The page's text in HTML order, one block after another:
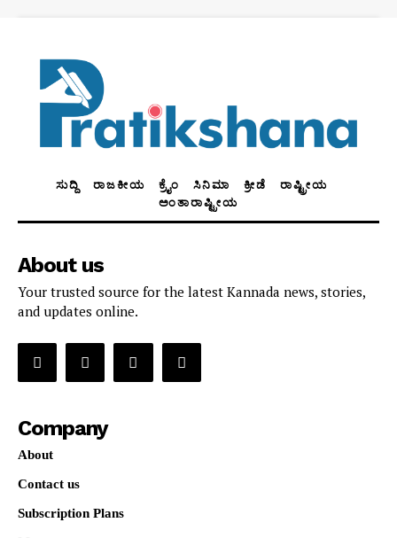
ಸುದ್ದಿ ರಾಜಕೀಯ ಕ್ರೈಂ ಸಿನಿಮಾ ಕ್ರೀಡೆ
ರಾಷ್ಟ್ರೀಯ
ಅಂತಾರಾಷ್ಟ್ರೀಯ
About us
Your trusted source for the latest Kannada news, stories,
and updates online.
Company
About
Contact us
Subscription Plans